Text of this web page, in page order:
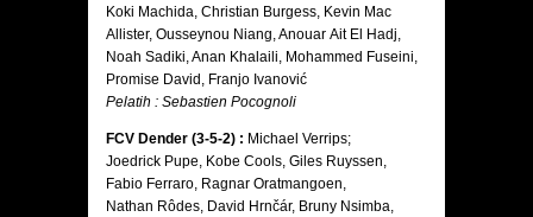
Koki Machida, Christian Burgess, Kevin Mac
Allister, Ousseynou Niang, Anouar Ait El Hadj,
Noah Sadiki, Anan Khalaili, Mohammed Fuseini,
Promise David, Franjo Ivanović
Pelatih : Sebastien Pocognoli
FCV Dender (3-5-2) : Michael Verrips;
Joedrick Pupe, Kobe Cools, Giles Ruyssen,
Fabio Ferraro, Ragnar Oratmangoen,
Nathan Rôdes, David Hrnčár, Bruny Nsimba,